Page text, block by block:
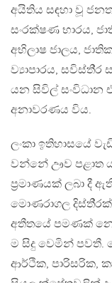
අයිතිය සඳහා වූ
සංරක්ෂණ භාරය,
අභිලාෂ ජාලය,
ව්‍යාපාරය, සවිස්ති‍්‍ර
යන සිවිල් සංවිධාන
අනාවරණය විය.
ලංකා ඉතිහාසයේ
වන්නේ ඌව පළාත
ප‍්‍රමාණයක් ලබා දී
මොණරාගල
අතීතයේ පමණක්
ම සිදු වෙමින් පවතී.
ආර්ථික, පාරිසරික,